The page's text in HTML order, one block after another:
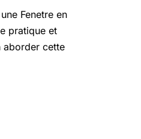
Fenetre en
pratique et
aborder cette